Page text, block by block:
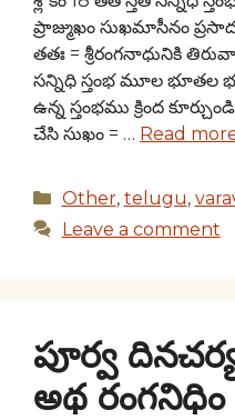
ప్రాజ్ముఖం సుఖమాసీనం
తతః = శ్రీరంగనాధునికి
సన్నిధి స్తంభ మూల భూతల
ఉన్న స్తంభము క్రింద
చేసి సుఖం = … Read
Categories
Other, telugu,
Leave a comment
పూర్వ
అథ రంగనిధిం